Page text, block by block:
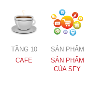
TẦNG 10
CAFE
SẢN PHẨM
SẢN PHẨM
CỦA SFY